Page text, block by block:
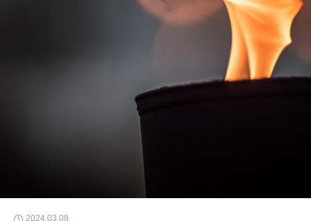
2024.03.08